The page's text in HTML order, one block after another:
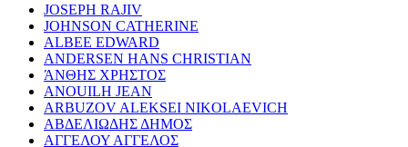
JOSEPH RAJIV
JOHNSON CATHERINE
ALBEE EDWARD
ANDERSEN HANS CHRISTIAN
ΆΝΘΗΣ ΧΡΗΣΤΟΣ
ANOUILH JEAN
ARBUZOV ALEKSEI NIKOLAEVICH
ΑΒΔΕΛΙΩΔΗΣ ΔΗΜΟΣ
ΑΓΓΕΛΟΥ ΑΓΓΕΛΟΣ